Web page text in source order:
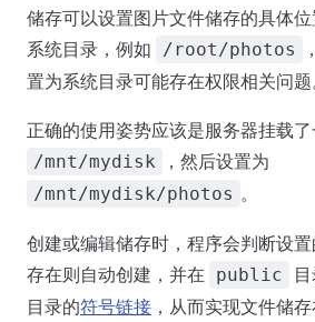
储存可以设置图片文件储存的具体
系统目录，例如
/root/photos
置为系统目录可能存在权限相关问题
正确的使用姿势应该是服务器挂载
/mnt/mydisk ，然后设置为
/mnt/mydisk/photos 。
创建或编辑储存时，程序会判断设
存在则自动创建，并在
public
目录的符号链接 ，从而实现文件储